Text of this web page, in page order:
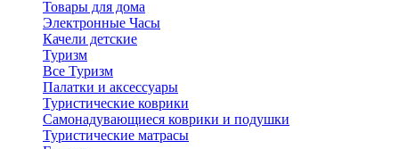
Товары для дома
Электронные Часы
Качели детские
Туризм
Все Туризм
Палатки и аксессуары
Туристические коврики
Самонадувающиеся коврики и подушки
Туристические матрасы